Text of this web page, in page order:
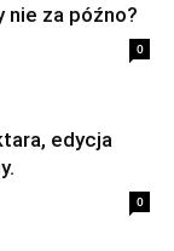
nie za późno?
0
edycja
0